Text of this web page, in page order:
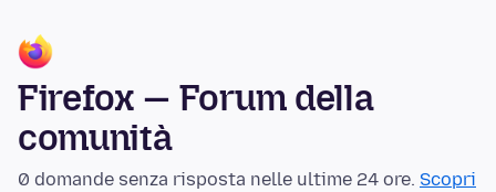
Firefox — Forum della
comunità
0 domande senza risposta nelle ultime 24 ore. Scopri